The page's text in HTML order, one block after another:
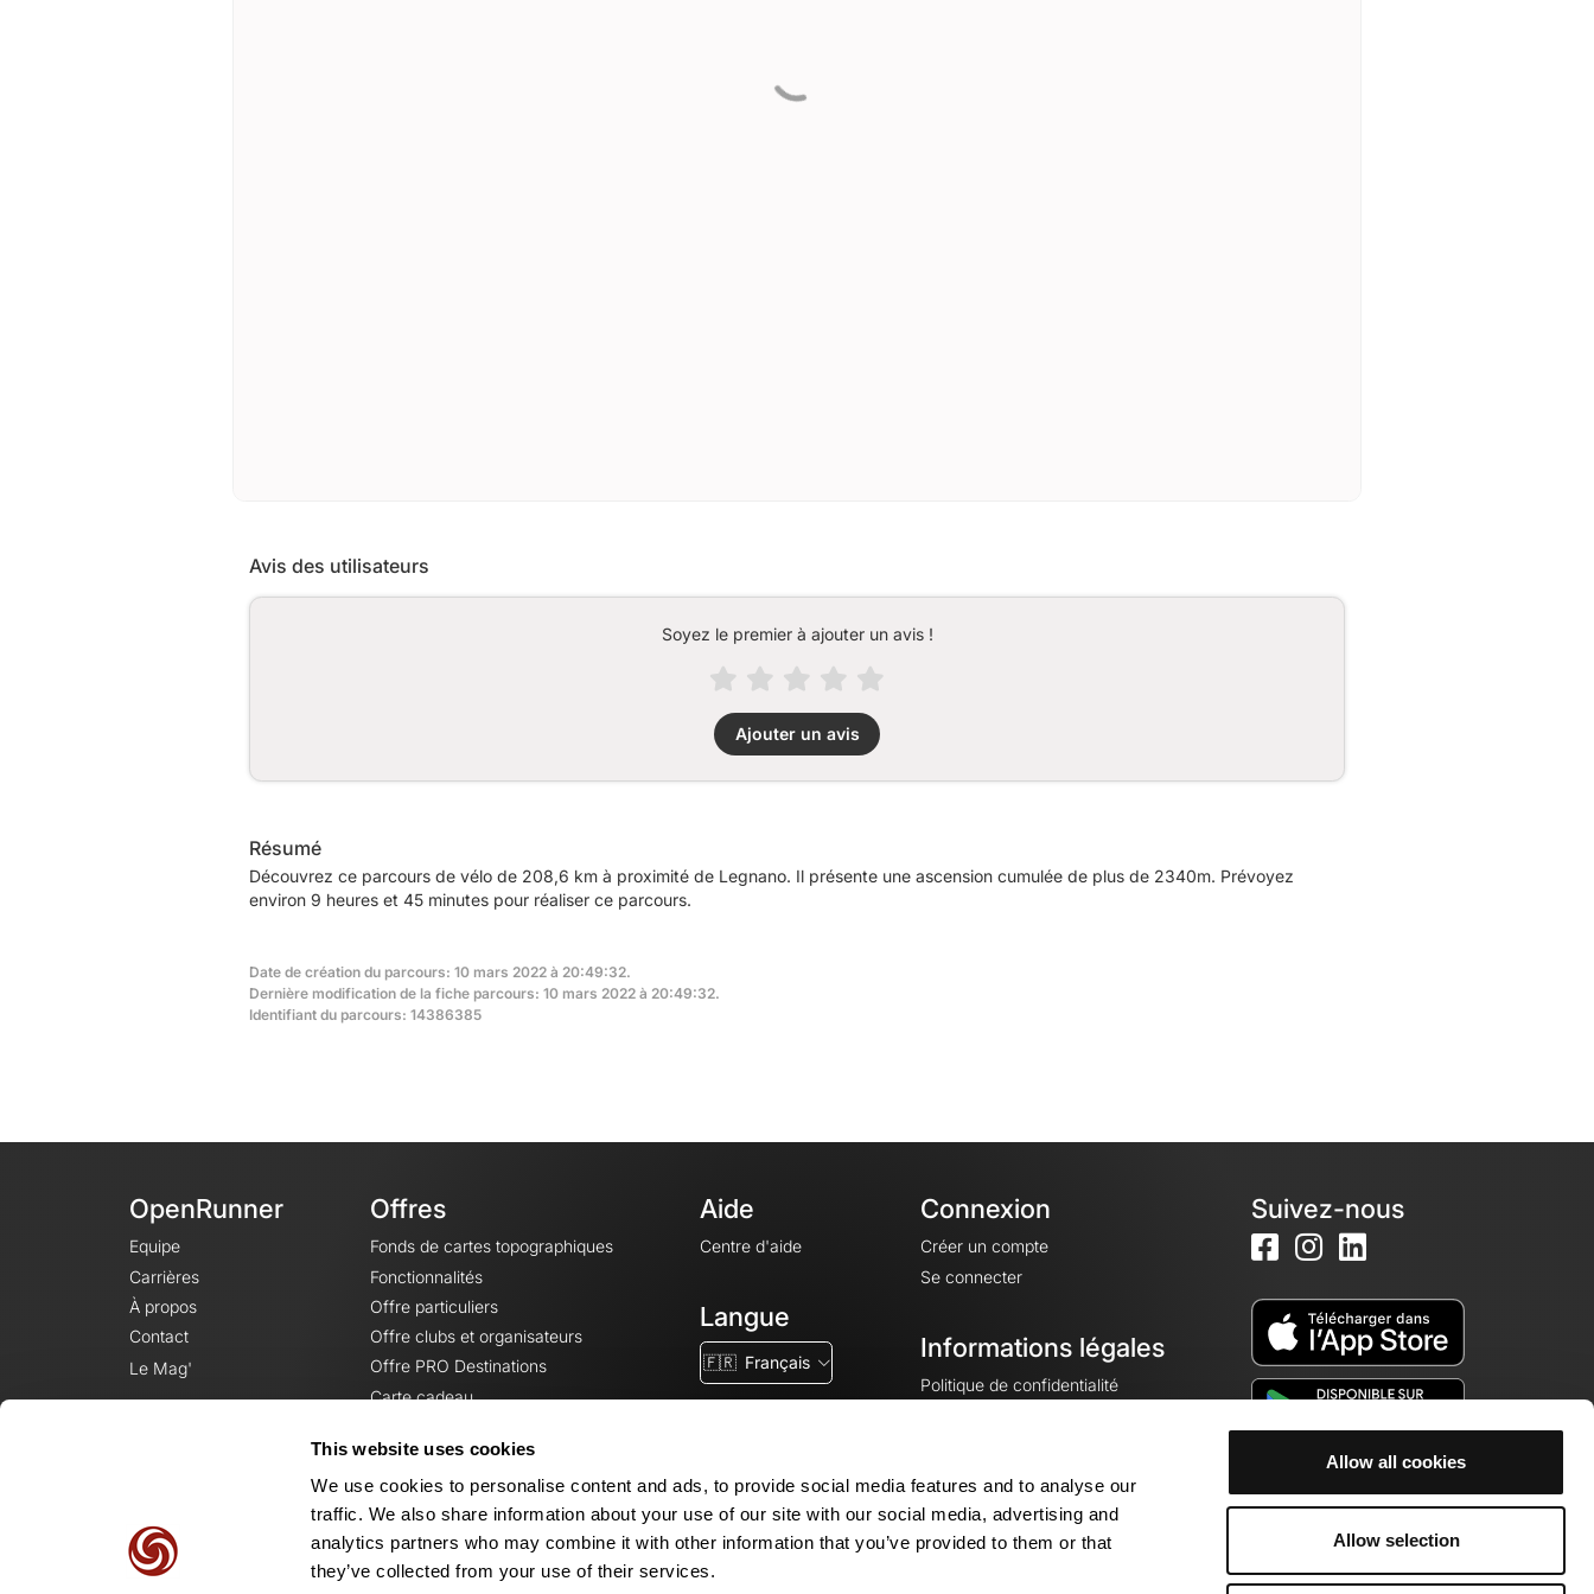
This website uses cookies
We use cookies to personalise content and ads, to provide social media features and to analyse our
traffic. We also share information about your use of our site with our social media, advertising and
analytics partners who may combine it with other information that you’ve provided to them or that
they’ve collected from your use of their services.
Allow all cookies
Allow selection
Avis des utilisateurs
Soyez le premier à ajouter un avis !
Ajouter un avis
Résumé
Découvrez ce parcours de vélo de 208,6 km à proximité de Legnano. Il présente une ascension cumulée de plus de 2340m. Prévoyez
environ 9 heures et 45 minutes pour réaliser ce parcours.
Date de création du parcours: 10 mars 2022 à 20:49:32.
Dernière modification de la fiche parcours: 10 mars 2022 à 20:49:32.
Identifiant du parcours: 14386385
OpenRunner
Equipe
Carrières
À propos
Contact
Le Mag'
Offres
Fonds de cartes topographiques
Fonctionnalités
Offre particuliers
Offre clubs et organisateurs
Offre PRO Destinations
Carte cadeau
Aide
Centre d'aide
Langue
🇫🇷 Français
Connexion
Créer un compte
Se connecter
Informations légales
Politique de confidentialité
Mentions légales
Paramètres des cookies
Suivez-nous